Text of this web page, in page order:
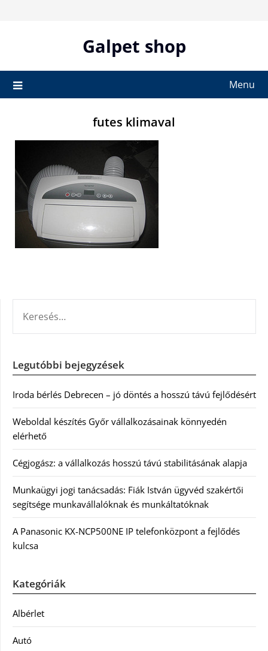
Galpet shop
Menu
futes klimaval
Legutóbbi bejegyzések
Iroda bérlés Debrecen – jó döntés a hosszú távú fejlődésért
Weboldal készítés Győr vállalkozásainak könnyedén
elérhető
Cégjogász: a vállalkozás hosszú távú stabilitásának alapja
Munkaügyi jogi tanácsadás: Fiák István ügyvéd szakértői
segítsége munkavállalóknak és munkáltatóknak
A Panasonic KX-NCP500NE IP telefonközpont a fejlődés
kulcsa
Kategóriák
Albérlet
Autó